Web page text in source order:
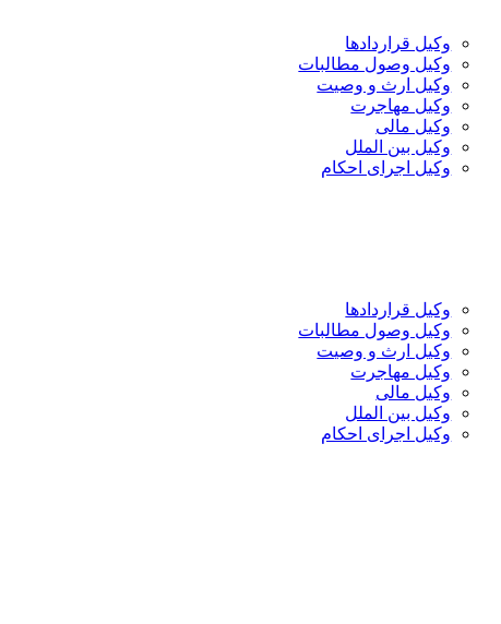
وکیل قراردادها
وکیل وصول مطالبات
وکیل ارث و وصیت
وکیل مهاجرت
وکیل مالی
وکیل بین الملل
وکیل اجرای احکام
وکیل قراردادها
وکیل وصول مطالبات
وکیل ارث و وصیت
وکیل مهاجرت
وکیل مالی
وکیل بین الملل
وکیل اجرای احکام